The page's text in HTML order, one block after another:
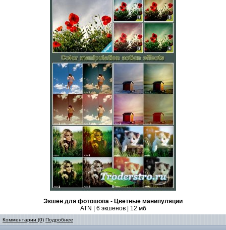
Экшен для фотошопа - Цветные манипуляции
ATN | 6 экшенов | 12 мб
Комментарии (0) Подробнее